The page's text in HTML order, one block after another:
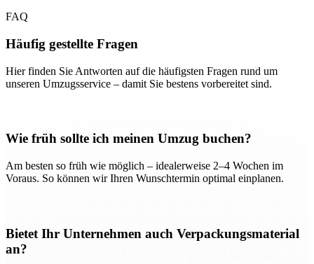
FAQ
Häufig gestellte Fragen
Hier finden Sie Antworten auf die häufigsten Fragen rund um
unseren Umzugsservice – damit Sie bestens vorbereitet sind.
Wie früh sollte ich meinen Umzug buchen?
Am besten so früh wie möglich – idealerweise 2–4 Wochen im
Voraus. So können wir Ihren Wunschtermin optimal einplanen.
Bietet Ihr Unternehmen auch Verpackungsmaterial
an?